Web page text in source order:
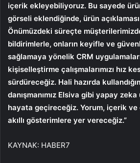
içerik ekleyebiliyoruz. Bu sayede
görseli eklendiğinde, ürün açıklaması
Önümüzdeki süreçte
bildirimlerle, onların keyifle ve
sağlamaya yönelik CRM
kişiselleştirme çalışmalarımızı hız
sürdüreceğiz. Hali hazırda
danışmanımız Elsiva gibi yapay zeka
hayata geçireceğiz. Yorum, içerik ve
akıllı gösterimlere yer vereceğiz.”
KAYNAK: HABER7